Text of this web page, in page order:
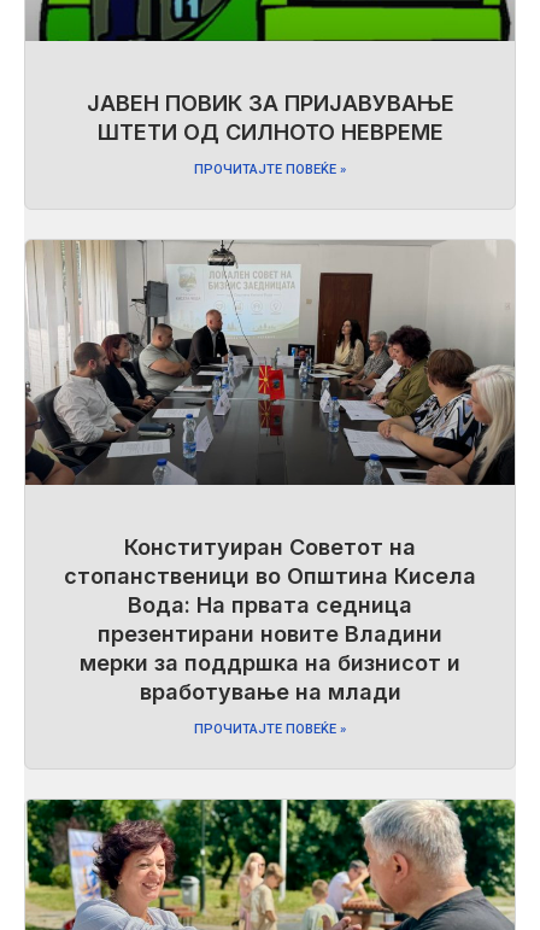
ЈАВЕН ПОВИК ЗА ПРИЈАВУВАЊЕ
ШТЕТИ ОД СИЛНОТО НЕВРЕМЕ
ПРОЧИТАЈТЕ ПОВЕЌЕ »
Конституиран Советот на
стопанственици во Општина Кисела
Вода: На првата седница
презентирани новите Владини
мерки за поддршка на бизнисот и
вработување на млади
ПРОЧИТАЈТЕ ПОВЕЌЕ »